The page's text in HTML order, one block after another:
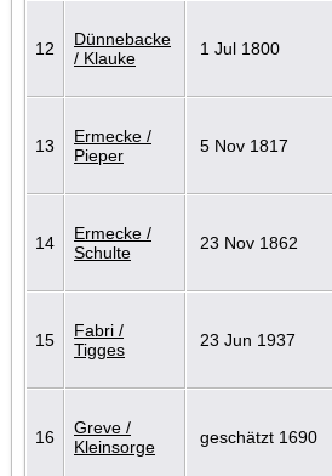
12
Dünnebacke
/ Klauke
1 Jul 1800
13
Ermecke /
Pieper
5 Nov 1817
14
Ermecke /
Schulte
23 Nov 1862
15
Fabri /
Tigges
23 Jun 1937
16
Greve /
Kleinsorge
geschätzt 1690